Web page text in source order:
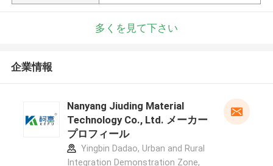
多くを見て下さい
企業情報
Nanyang Jiuding Material
Technology Co., Ltd. メーカー
プロフィール
Yingbin Dadao, Urban and Rural
Integration Demonstration Zone,